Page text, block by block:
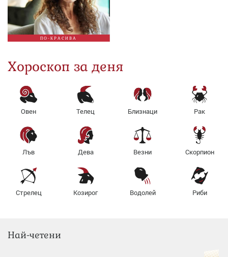
ПО-КРАСИВА
Хороскоп за деня
Овен Телец Близнаци Рак
Лъв Дева Везни Скорпион
Стрелец Козирог Водолей Риби
Най-четени